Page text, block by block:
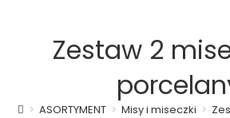
Zestaw 2
> ASORTYMENT > Misy i miseczki >